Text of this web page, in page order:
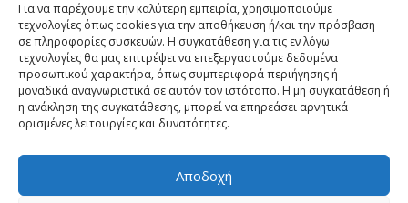
Για να παρέχουμε την καλύτερη εμπειρία, χρησιμοποιούμε
τεχνολογίες όπως cookies για την αποθήκευση ή/και την πρόσβαση
σε πληροφορίες συσκευών. Η συγκατάθεση για τις εν λόγω
τεχνολογίες θα μας επιτρέψει να επεξεργαστούμε δεδομένα
προσωπικού χαρακτήρα, όπως συμπεριφορά περιήγησης ή
μοναδικά αναγνωριστικά σε αυτόν τον ιστότοπο. Η μη συγκατάθεση ή
η ανάκληση της συγκατάθεσης, μπορεί να επηρεάσει αρνητικά
ορισμένες λειτουργίες και δυνατότητες.
Αποδοχή